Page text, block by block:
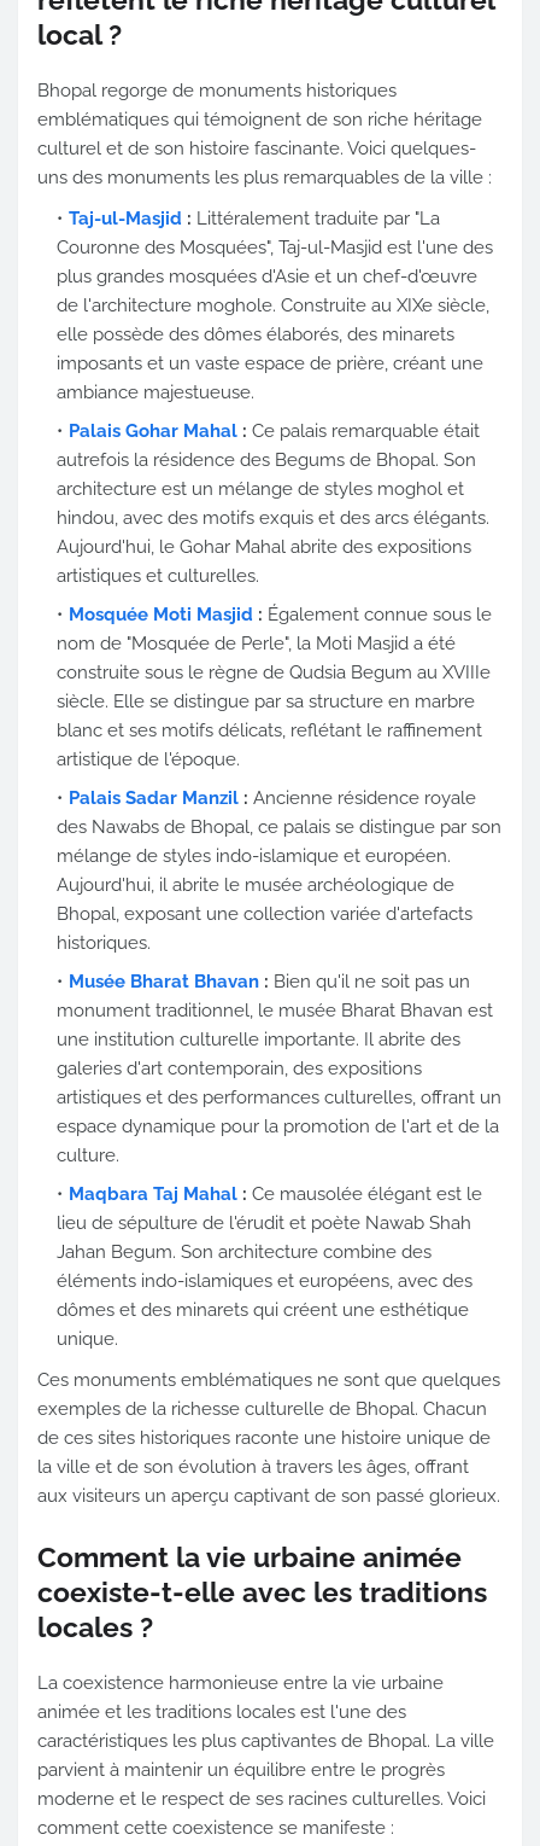
local ?
Bhopal regorge de monuments historiques
emblématiques qui témoignent de son riche héritage
culturel et de son histoire fascinante. Voici quelques-
uns des monuments les plus remarquables de la ville :
Taj-ul-Masjid : Littéralement traduite par "La
Couronne des Mosquées", Taj-ul-Masjid est l'une des
plus grandes mosquées d'Asie et un chef-d'œuvre
de l'architecture moghole. Construite au XIXe siècle,
elle possède des dômes élaborés, des minarets
imposants et un vaste espace de prière, créant une
ambiance majestueuse.
Palais Gohar Mahal : Ce palais remarquable était
autrefois la résidence des Begums de Bhopal. Son
architecture est un mélange de styles moghol et
hindou, avec des motifs exquis et des arcs élégants.
Aujourd'hui, le Gohar Mahal abrite des expositions
artistiques et culturelles.
Mosquée Moti Masjid : Également connue sous le
nom de "Mosquée de Perle", la Moti Masjid a été
construite sous le règne de Qudsia Begum au XVIIIe
siècle. Elle se distingue par sa structure en marbre
blanc et ses motifs délicats, reflétant le raffinement
artistique de l'époque.
Palais Sadar Manzil : Ancienne résidence royale
des Nawabs de Bhopal, ce palais se distingue par son
mélange de styles indo-islamique et européen.
Aujourd'hui, il abrite le musée archéologique de
Bhopal, exposant une collection variée d'artefacts
historiques.
Musée Bharat Bhavan : Bien qu'il ne soit pas un
monument traditionnel, le musée Bharat Bhavan est
une institution culturelle importante. Il abrite des
galeries d'art contemporain, des expositions
artistiques et des performances culturelles, offrant un
espace dynamique pour la promotion de l'art et de la
culture.
Maqbara Taj Mahal : Ce mausolée élégant est le
lieu de sépulture de l'érudit et poète Nawab Shah
Jahan Begum. Son architecture combine des
éléments indo-islamiques et européens, avec des
dômes et des minarets qui créent une esthétique
unique.
Ces monuments emblématiques ne sont que quelques
exemples de la richesse culturelle de Bhopal. Chacun
de ces sites historiques raconte une histoire unique de
la ville et de son évolution à travers les âges, offrant
aux visiteurs un aperçu captivant de son passé glorieux.
Comment la vie urbaine animée
coexiste-t-elle avec les traditions
locales ?
La coexistence harmonieuse entre la vie urbaine
animée et les traditions locales est l'une des
caractéristiques les plus captivantes de Bhopal. La ville
parvient à maintenir un équilibre entre le progrès
moderne et le respect de ses racines culturelles. Voici
comment cette coexistence se manifeste :